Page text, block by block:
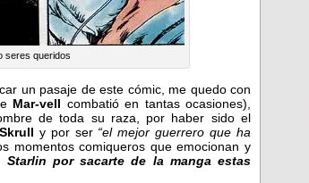
seres queridos
un pasaje de este cómic, me quedo con
Mar-vell combatió en tantas ocasiones),
de toda su raza, por haber sido el
Skrull y por ser“el mejor guerrero que ha
momentos comiqueros que emocionan y
Starlin por sacarte de la manga estas